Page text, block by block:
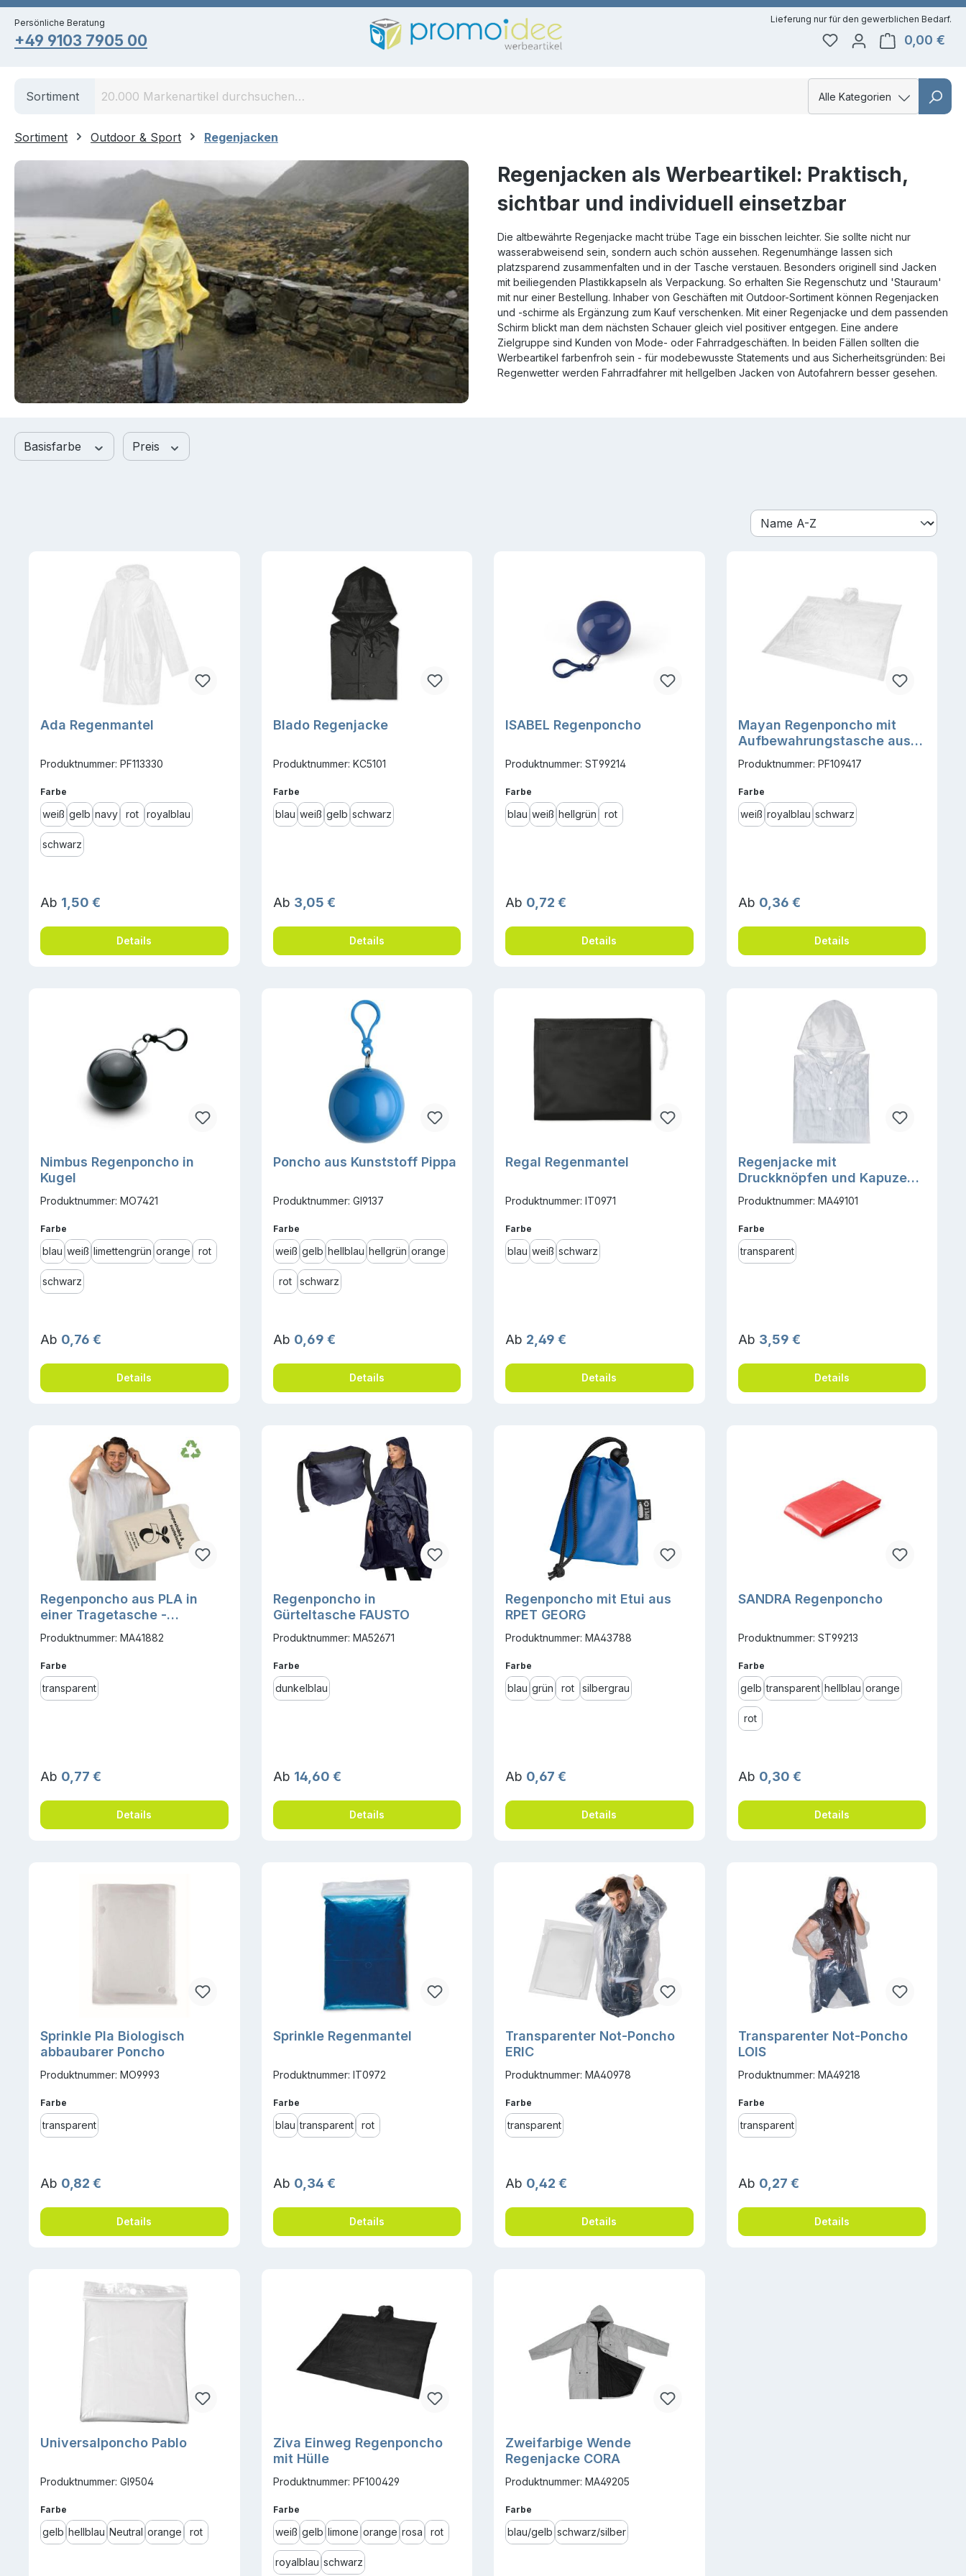
Persönliche Beratung
+49 9103 7905 00 Du hast 0 Produkte auf
0,00 €
Sortiment Alle Kategorien
Regenjacken
Sortiment Outdoor & Sport Regenjacken
Regenjacken als Werbeartikel: Praktisch,
sichtbar und individuell einsetzbar
Die altbewährte Regenjacke macht trübe Tage ein bisschen leichter. Sie sollte nicht nur
wasserabweisend sein, sondern auch schön aussehen. Regenumhänge lassen sich
platzsparend zusammenfalten und in der Tasche verstauen. Besonders originell sind Jacken
mit beiliegenden Plastikkapseln als Verpackung. So erhalten Sie Regenschutz und 'Stauraum'
mit nur einer Bestellung. Inhaber von Geschäften mit Outdoor-Sortiment können Regenjacken
und -schirme als Ergänzung zum Kauf verschenken. Mit einer Regenjacke und dem passenden
Schirm blickt man dem nächsten Schauer gleich viel positiver entgegen. Eine andere
Zielgruppe sind Kunden von Mode- oder Fahrradgeschäften. In beiden Fällen sollten die
Werbeartikel farbenfroh sein - für modebewusste Statements und aus Sicherheitsgründen: Bei
Regenwetter werden Fahrradfahrer mit hellgelben Jacken von Autofahrern besser gesehen.
Basisfarbe Preis
Ada Regenmantel
Produktnummer: PF113330
Farbe
weiß gelb navy rot royalblau
schwarz
Regulärer Preis:
Ab 1,50 €
Details
Blado Regenjacke
Produktnummer: KC5101
Farbeauswählen
blau weiß gelb schwarz
Regulärer Preis:
Ab 3,05 €
Details
ISABEL Regenponcho
Produktnummer: ST99214
Farbe
blau weiß hellgrün rot
Regulärer Preis:
Ab 0,72 €
Details
Mayan Regenponcho mit
Aufbewahrungstasche aus
recyceltem Kunststoff
Produktnummer: PF109417
Farbeauswählen
weiß royalblau schwarz
Regulärer Preis:
Ab 0,36 €
Details
Nimbus Regenponcho in
Kugel
Produktnummer: MO7421
Farbe
blau weiß limettengrün orange rot
schwarz
Regulärer Preis:
Ab 0,76 €
Details
Poncho aus Kunststoff Pippa
Produktnummer: GI9137
Farbeauswählen
weiß gelb hellblau hellgrün orange
rot schwarz
Regulärer Preis:
Ab 0,69 €
Details
Regal Regenmantel
Produktnummer: IT0971
Farbe
blau weiß schwarz
Regulärer Preis:
Ab 2,49 €
Details
Regenjacke mit
Druckknöpfen und Kapuze
LAUREN
Produktnummer: MA49101
Farbeauswählen
transparent
Regulärer Preis:
Ab 3,59 €
Details
Regenponcho aus PLA in
einer Tragetasche -
kompostierbar DAVIDE
Produktnummer: MA41882
Farbe
transparent
Regulärer Preis:
Ab 0,77 €
Details
Regenponcho in
Gürteltasche FAUSTO
Produktnummer: MA52671
Farbeauswählen
dunkelblau
Regulärer Preis:
Ab 14,60 €
Details
Regenponcho mit Etui aus
RPET GEORG
Produktnummer: MA43788
Farbe
blau grün rot silbergrau
Regulärer Preis:
Ab 0,67 €
Details
SANDRA Regenponcho
Produktnummer: ST99213
Farbeauswählen
gelb transparent hellblau orange
rot
Regulärer Preis:
Ab 0,30 €
Details
Sprinkle Pla Biologisch
abbaubarer Poncho
Produktnummer: MO9993
Farbe
transparent
Regulärer Preis:
Ab 0,82 €
Details
Sprinkle Regenmantel
Produktnummer: IT0972
Farbeauswählen
blau transparent rot
Regulärer Preis:
Ab 0,34 €
Details
Transparenter Not-Poncho
ERIC
Produktnummer: MA40978
Farbe
transparent
Regulärer Preis:
Ab 0,42 €
Details
Transparenter Not-Poncho
LOIS
Produktnummer: MA49218
Farbeauswählen
transparent
Regulärer Preis:
Ab 0,27 €
Details
Universalponcho Pablo
Produktnummer: GI9504
Farbe
gelb hellblau Neutral orange rot
Ziva Einweg Regenponcho
mit Hülle
Produktnummer: PF100429
Farbeauswählen
weiß gelb limone orange rosa rot
royalblau schwarz
Zweifarbige Wende
Regenjacke CORA
Produktnummer: MA49205
Farbe
blau/gelb schwarz/silber